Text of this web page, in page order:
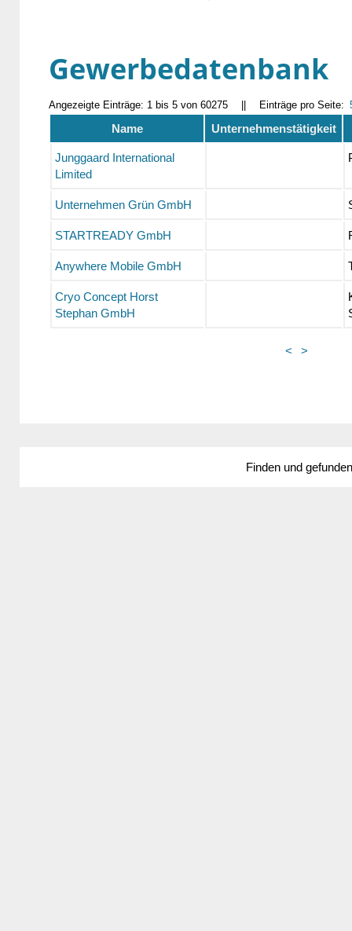
Gewerbedatenbank
Angezeigte Einträge: 1 bis 5 von 60275 Einträge pro Seite:
Name Unternehmenstätigkeit
Junggaard International
Limited
Unternehmen Grün GmbH
STARTREADY GmbH
Anywhere Mobile GmbH
Cryo Concept Horst
Stephan GmbH
< >
Finden und